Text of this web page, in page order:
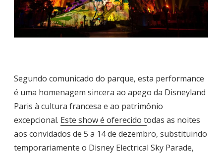
Segundo comunicado do parque, esta performance
é uma homenagem sincera ao apego da Disneyland
Paris à cultura francesa e ao patrimônio
excepcional. Este show é oferecido todas as noites
aos convidados de 5 a 14 de dezembro, substituindo
temporariamente o Disney Electrical Sky Parade,